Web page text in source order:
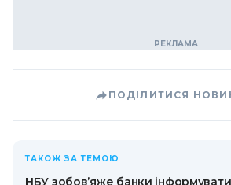
ПОДІЛИТИСЯ
ТАКОЖ ЗА ТЕМОЮ
НБУ зобов’яже банки інформувати